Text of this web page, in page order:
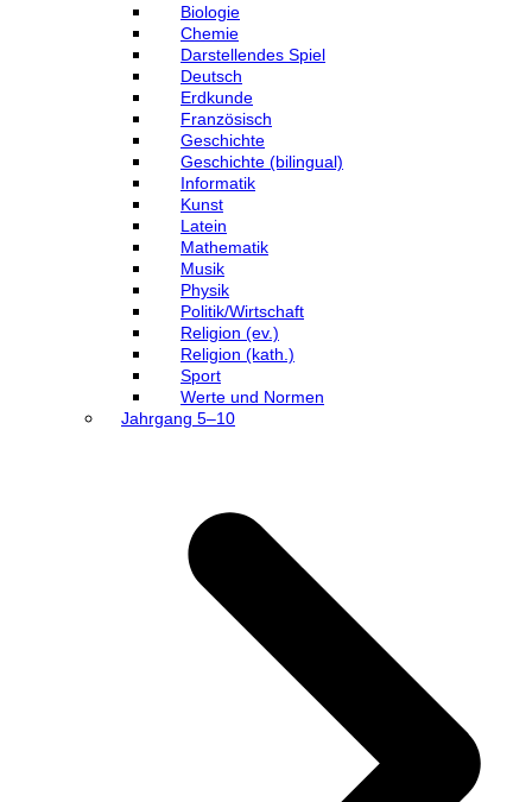
Biologie
Chemie
Darstellendes Spiel
Deutsch
Erdkunde
Französisch
Geschichte
Geschichte (bilingual)
Informatik
Kunst
Latein
Mathematik
Musik
Physik
Politik/Wirtschaft
Religion (ev.)
Religion (kath.)
Sport
Werte und Normen
Jahrgang 5–10